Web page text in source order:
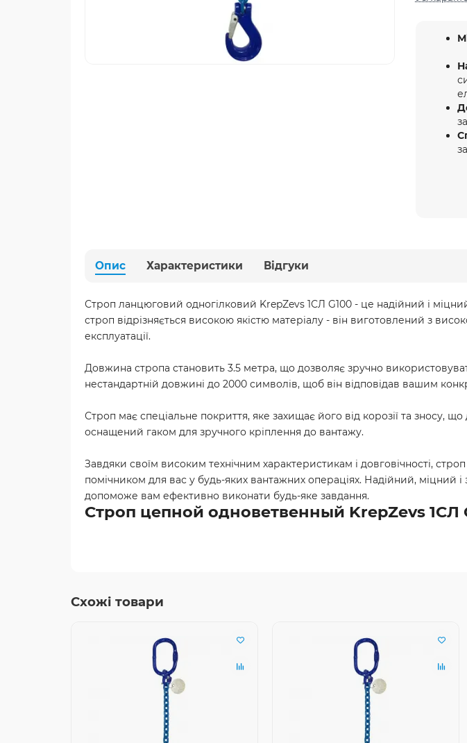
Опис Характеристики Відгуки
Строп ланцюговий одногілковий KrepZevs 1СЛ G100 - це надійний і
строп відрізняється високою якістю матеріалу - він виготовлений з
експлуатації.
Довжина стропа становить 3.5 метра, що дозволяє зручно
нестандартній довжині до 2000 символів, щоб він відповідав вашим
Строп має спеціальне покриття, яке захищає його від корозії та зносу,
оснащений гаком для зручного кріплення до вантажу.
Завдяки своїм високим технічним характеристикам і довговічності,
помічником для вас у будь-яких вантажних операціях. Надійний, міцний
допоможе вам ефективно виконати будь-яке завдання.
Строп цепной одноветвенный KrepZevs 1СЛ
Схожі товари